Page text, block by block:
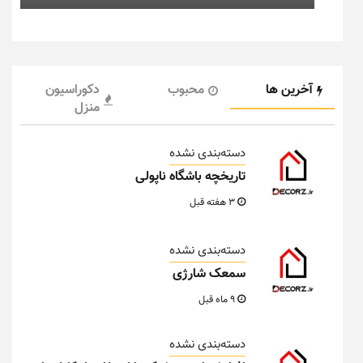
آخرین ها محبوب
دکوراسیون
منزل
دسته‌بندی نشده
تاریخچه باشگاه ناپولی
دسته‌بندی نشده
سمعک شارژی
دسته‌بندی نشده